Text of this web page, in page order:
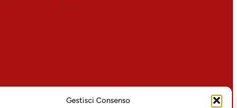
Gestisci Consenso